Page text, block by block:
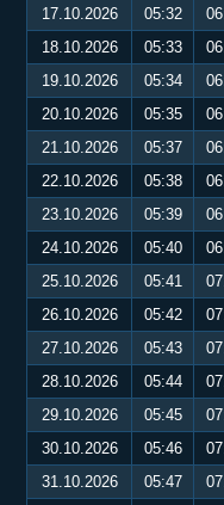
17.10.2026
05:32
18.10.2026
05:33
19.10.2026
05:34
20.10.2026
05:35
21.10.2026
05:37
22.10.2026
05:38
23.10.2026
05:39
24.10.2026
05:40
25.10.2026
05:41
26.10.2026
05:42
27.10.2026
05:43
28.10.2026
05:44
29.10.2026
05:45
30.10.2026
05:46
31.10.2026
05:47